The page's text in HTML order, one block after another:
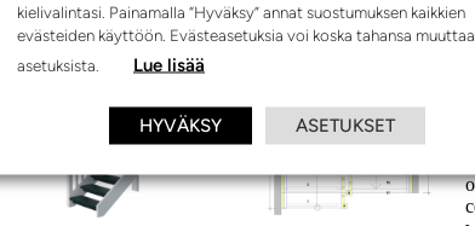
kielivalintasi. Painamalla “Hyväksy” annat suostumuksen kaikkien
evästeiden käyttöön. Evästeasetuksia voi koska tahansa muuttaa
asetuksista.
Lue lisää
HYVÄKSY ASETUKSET